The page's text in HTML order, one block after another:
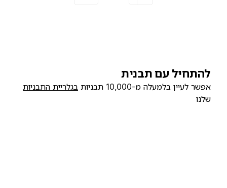
להתחיל עם תבנית
אפשר לעיין בלמעלה מ-10,000 תבניות
בגלריית התבניות
שלנו